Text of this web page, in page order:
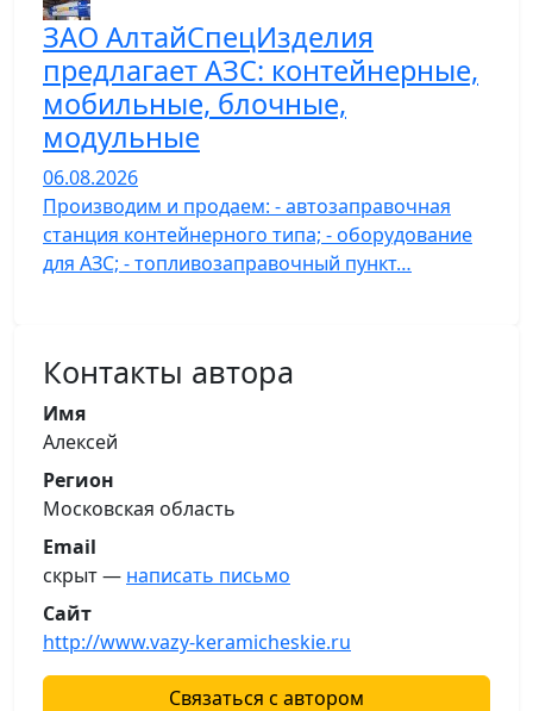
ЗАО АлтайСпецИзделия
предлагает АЗС: контейнерные,
мобильные, блочные,
модульные
06.08.2026
Производим и продаем: - автозаправочная
станция контейнерного типа; - оборудование
для АЗС; - топливозаправочный пункт…
Контакты автора
Имя
Алексей
Регион
Московская область
Email
скрыт — написать письмо
Сайт
http://www.vazy-keramicheskie.ru
Связаться с автором